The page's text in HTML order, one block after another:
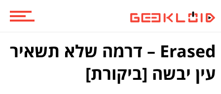
Erased – דרמה שלא תשאיר
עין יבשה [ביקורת]